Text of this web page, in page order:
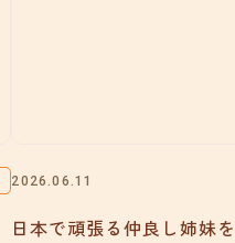
2026.06.11
日本で頑張る仲良し姉妹